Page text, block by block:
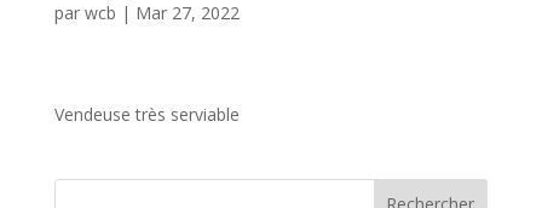
par wcb | Mar 27, 2022
Vendeuse très serviable